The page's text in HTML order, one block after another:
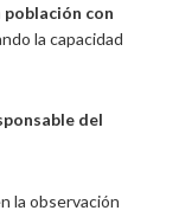
población con
la capacidad
del
la observación